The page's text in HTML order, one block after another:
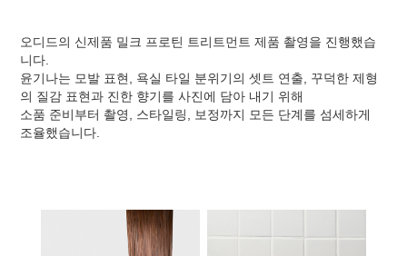
오디드의 신제품 밀크 프로틴 트리트먼트 제품 촬영을 진행했습
니다.
윤기나는 모발 표현, 욕실 타일 분위기의 셋트 연출, 꾸덕한 제형
의 질감 표현과 진한 향기를 사진에 담아 내기 위해
소품 준비부터 촬영, 스타일링, 보정까지 모든 단계를 섬세하게
조율했습니다.